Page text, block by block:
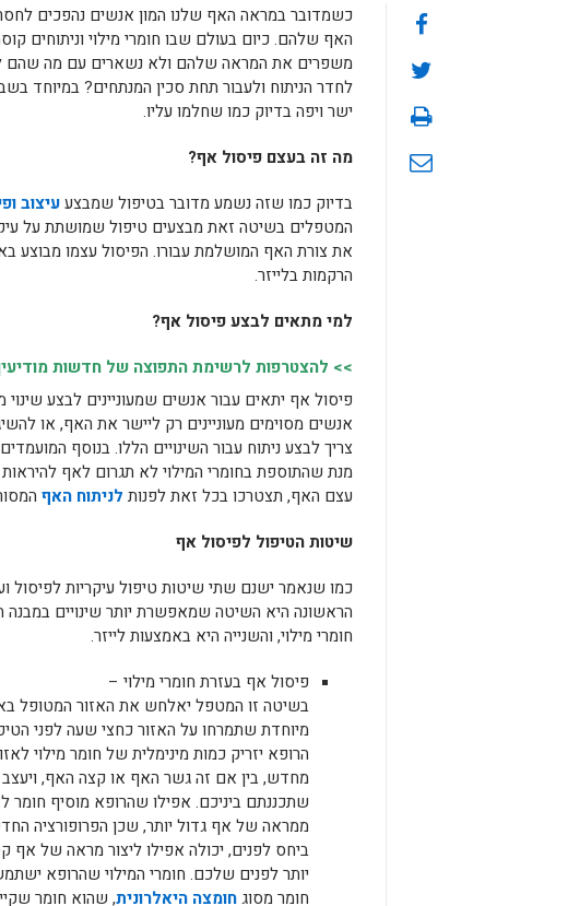
כשמדובר במראה האף שלנו המון אנשים נהפכים
האף שלהם. כיום בעולם שבו חומרי מילוי וניתוחים
משפרים את המראה שלהם ולא נשארים עם מה שהם
לחדר הניתוח ולעבור תחת סכין המנתחים? במיוחד
ישר ויפה בדיוק כמו שחלמו עליו.
מה זה בעצם פיסול אף?
בדיוק כמו שזה נשמע מדובר בטיפול שמבצעעיצוב
המטפלים בשיטה זאת מבצעים טיפול שמושתת על
את צורת האף המושלמת עבורו. הפיסול עצמו מבוצע
הרקמות בלייזר.
למי מתאים לבצע פיסול אף?
>> להצטרפות לרשימת התפוצה של חדשות
פיסול אף יתאים עבור אנשים שמעוניינים לבצע
אנשים מסוימים מעוניינים רק ליישר את האף, או
צריך לבצע ניתוח עבור השינויים הללו. בנוסף
מנת שהתוספת בחומרי המילוי לא תגרום לאף
עצם האף, תצטרכו בכל זאת לפנות לניתוח האף
שיטות הטיפול לפיסול אף
כמו שנאמר ישנם שתי שיטות טיפול עיקריות לפיסול
הראשונה היא השיטה שמאפשרת יותר שינויים במבנה
חומרי מילוי, והשנייה היא באמצעות לייזר.
פיסול אף בעזרת חומרי מילוי –
בשיטה זו המטפל יאלחש את האזור המטופל
מיוחדת שתמרחו על האזור כחצי שעה לפני
הרופא יזריק כמות מינימלית של חומר מילוי
מחדש, בין אם זה גשר האף או קצה האף,
שתכננתם ביניכם. אפילו שהרופא מוסיף חומר
ממראה של אף גדול יותר, שכן הפרופורציה
ביחס לפנים, יכולה אפילו ליצור מראה של אף
יותר לפנים שלכם. חומרי המילוי שהרופא
חומר מסוגחומצה היאלרונית, שהוא חומר